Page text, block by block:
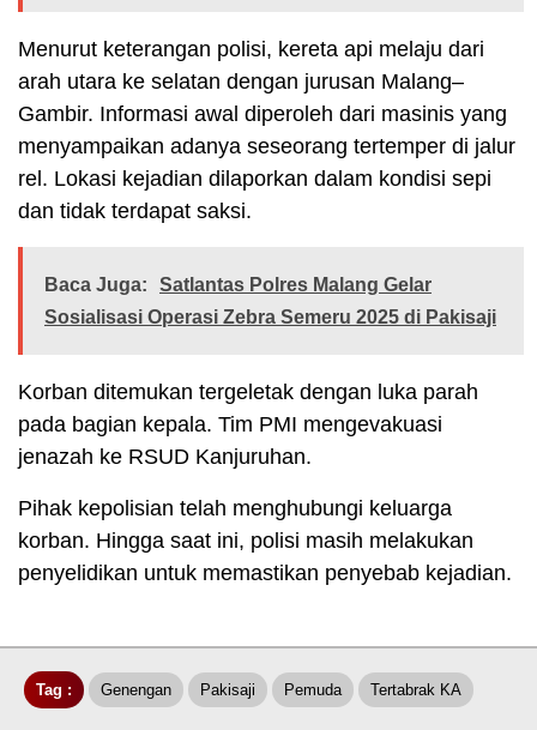
Menurut keterangan polisi, kereta api melaju dari
arah utara ke selatan dengan jurusan Malang–
Gambir. Informasi awal diperoleh dari masinis yang
menyampaikan adanya seseorang tertemper di jalur
rel. Lokasi kejadian dilaporkan dalam kondisi sepi
dan tidak terdapat saksi.
Baca Juga:
Satlantas Polres Malang Gelar
Sosialisasi Operasi Zebra Semeru 2025 di Pakisaji
Korban ditemukan tergeletak dengan luka parah
pada bagian kepala. Tim PMI mengevakuasi
jenazah ke RSUD Kanjuruhan.
Pihak kepolisian telah menghubungi keluarga
korban. Hingga saat ini, polisi masih melakukan
penyelidikan untuk memastikan penyebab kejadian.
Tag : Genengan Pakisaji Pemuda Tertabrak KA